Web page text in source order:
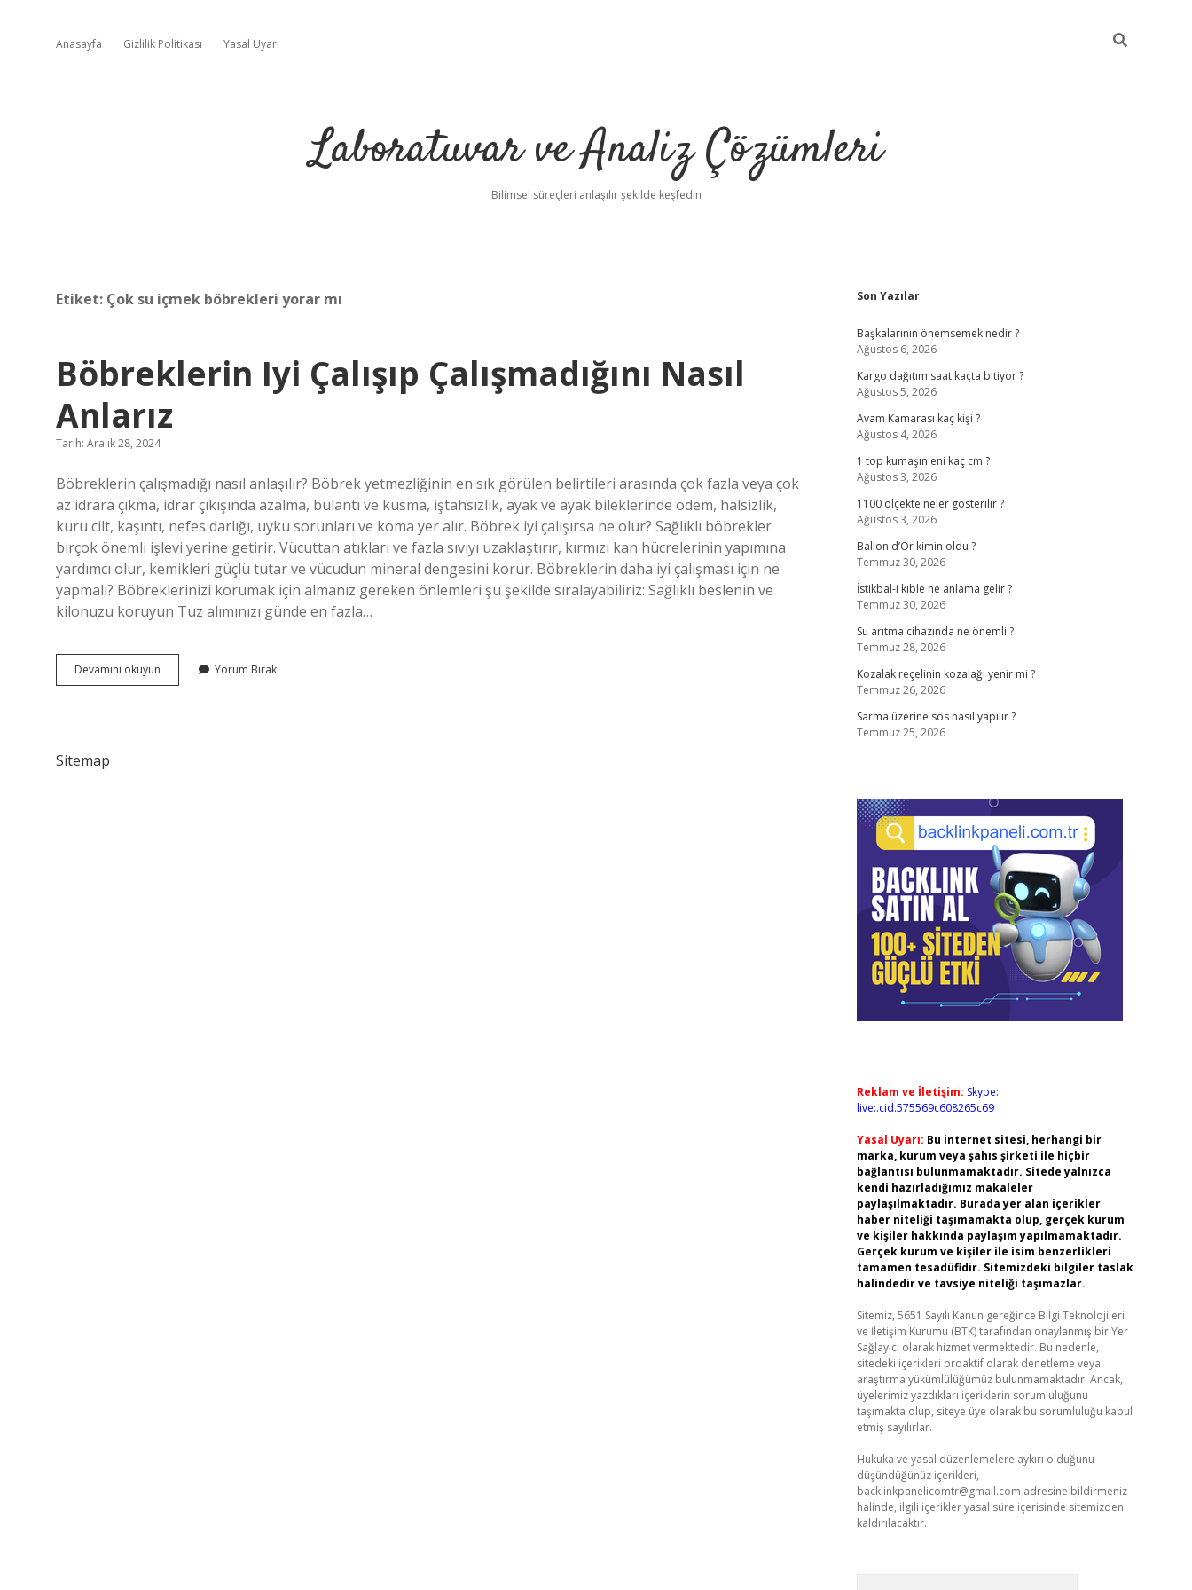
Anasayfa Gizlilik Politikası Yasal Uyarı
Laboratuvar ve Analiz Çözümleri
Bilimsel süreçleri anlaşılır şekilde keşfedin
Etiket: Çok su içmek böbrekleri yorar mı
Böbreklerin Iyi Çalışıp Çalışmadığını Nasıl
Anlarız
Tarih: Aralık 28, 2024
Böbreklerin çalışmadığı nasıl anlaşılır? Böbrek yetmezliğinin en sık görülen belirtileri arasında çok fazla veya çok
az idrara çıkma, idrar çıkışında azalma, bulantı ve kusma, iştahsızlık, ayak ve ayak bileklerinde ödem, halsizlik,
kuru cilt, kaşıntı, nefes darlığı, uyku sorunları ve koma yer alır. Böbrek iyi çalışırsa ne olur? Sağlıklı böbrekler
birçok önemli işlevi yerine getirir. Vücuttan atıkları ve fazla sıvıyı uzaklaştırır, kırmızı kan hücrelerinin yapımına
yardımcı olur, kemikleri güçlü tutar ve vücudun mineral dengesini korur. Böbreklerin daha iyi çalışması için ne
yapmalı? Böbreklerinizi korumak için almanız gereken önlemleri şu şekilde sıralayabiliriz: Sağlıklı beslenin ve
kilonuzu koruyun Tuz alımınızı günde en fazla…
Devamını okuyun Böbreklerin
Iyi
Yorum Bırak
Sitemap
Sidebar
Son Yazılar
Başkalarının önemsemek nedir ?
Ağustos 6, 2026
Kargo dağıtım saat kaçta bitiyor ?
Ağustos 5, 2026
Avam Kamarası kaç kişi ?
Ağustos 4, 2026
1 top kumaşın eni kaç cm ?
Ağustos 3, 2026
1100 ölçekte neler gösterilir ?
Ağustos 3, 2026
Ballon d’Or kimin oldu ?
Temmuz 30, 2026
İstikbal-i kıble ne anlama gelir ?
Temmuz 30, 2026
Su arıtma cihazında ne önemli ?
Temmuz 28, 2026
Kozalak reçelinin kozalağı yenir mi ?
Temmuz 26, 2026
Sarma üzerine sos nasıl yapılır ?
Temmuz 25, 2026
Reklam ve İletişim: Skype:
live:.cid.575569c608265c69
Yasal Uyarı: Bu internet sitesi, herhangi bir
marka, kurum veya şahıs şirketi ile hiçbir
bağlantısı bulunmamaktadır. Sitede yalnızca
kendi hazırladığımız makaleler
paylaşılmaktadır. Burada yer alan içerikler
haber niteliği taşımamakta olup, gerçek kurum
ve kişiler hakkında paylaşım yapılmamaktadır.
Gerçek kurum ve kişiler ile isim benzerlikleri
tamamen tesadüfidir. Sitemizdeki bilgiler taslak
halindedir ve tavsiye niteliği taşımazlar.
Sitemiz, 5651 Sayılı Kanun gereğince Bilgi Teknolojileri
ve İletişim Kurumu (BTK) tarafından onaylanmış bir Yer
Sağlayıcı olarak hizmet vermektedir. Bu nedenle,
sitedeki içerikleri proaktif olarak denetleme veya
araştırma yükümlülüğümüz bulunmamaktadır. Ancak,
üyelerimiz yazdıkları içeriklerin sorumluluğunu
taşımakta olup, siteye üye olarak bu sorumluluğu kabul
etmiş sayılırlar.
Hukuka ve yasal düzenlemelere aykırı olduğunu
düşündüğünüz içerikleri,
backlinkpanelicomtr@gmail.com adresine bildirmeniz
halinde, ilgili içerikler yasal süre içerisinde sitemizden
kaldırılacaktır.